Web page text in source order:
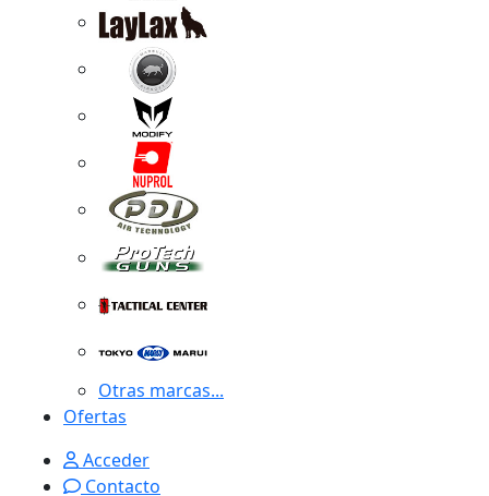
Otras marcas...
Ofertas
Acceder
Contacto